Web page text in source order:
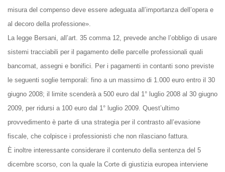
misura del compenso deve essere adeguata all’importanza dell’opera e
al decoro della professione».
La legge Bersani, all’art. 35 comma 12, prevede anche l’obbligo di usare
sistemi tracciabili per il pagamento delle parcelle professionali quali
bancomat, assegni e bonifici. Per i pagamenti in contanti sono previste
le seguenti soglie temporali: fino a un massimo di 1.000 euro entro il 30
giugno 2008; il limite scenderà a 500 euro dal 1° luglio 2008 al 30 giugno
2009, per ridursi a 100 euro dal 1° luglio 2009. Quest’ultimo
provvedimento è parte di una strategia per il contrasto all’evasione
fiscale, che colpisce i professionisti che non rilasciano fattura.
È inoltre interessante considerare il contenuto della sentenza del 5
dicembre scorso, con la quale la Corte di giustizia europea interviene